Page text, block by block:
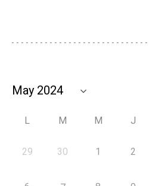
L M M J
29 30 1 2